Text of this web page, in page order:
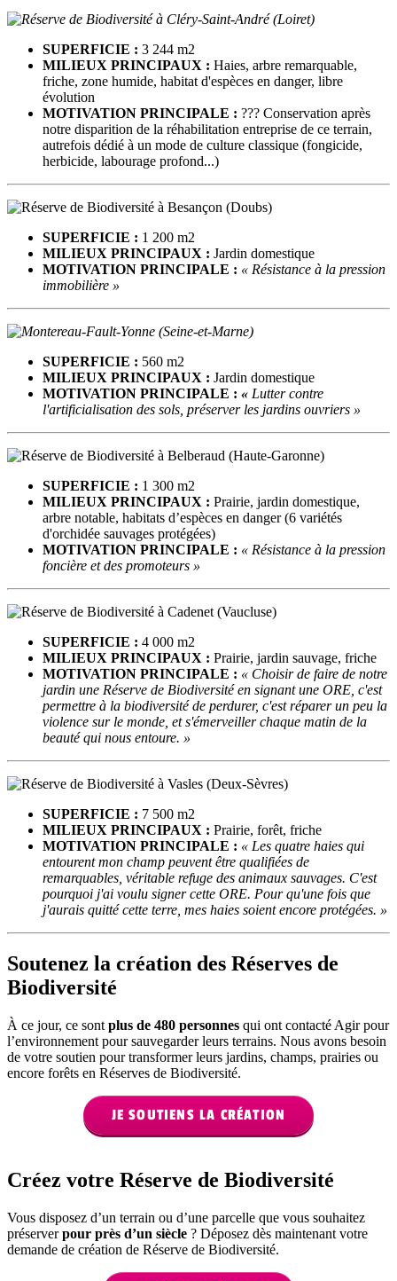
SUPERFICIE : 3 244 m2
MILIEUX PRINCIPAUX : Haies, arbre remarquable,
friche, zone humide, habitat d'espèces en danger, libre
évolution
MOTIVATION PRINCIPALE : ??? Conservation après
notre disparition de la réhabilitation entreprise de ce terrain,
autrefois dédié à un mode de culture classique (fongicide,
herbicide, labourage profond...)
SUPERFICIE : 1 200 m2
MILIEUX PRINCIPAUX : Jardin domestique
MOTIVATION PRINCIPALE : « Résistance à la pression
immobilière »
SUPERFICIE : 560 m2
MILIEUX PRINCIPAUX : Jardin domestique
MOTIVATION PRINCIPALE : « Lutter contre
l'artificialisation des sols, préserver les jardins ouvriers »
SUPERFICIE : 1 300 m2
MILIEUX PRINCIPAUX : Prairie, jardin domestique,
arbre notable, habitats d’espèces en danger (6 variétés
d'orchidée sauvages protégées)
MOTIVATION PRINCIPALE : « Résistance à la pression
foncière et des promoteurs »
SUPERFICIE : 4 000 m2
MILIEUX PRINCIPAUX : Prairie, jardin sauvage, friche
MOTIVATION PRINCIPALE : « Choisir de faire de notre
jardin une Réserve de Biodiversité en signant une ORE, c'est
permettre à la biodiversité de perdurer, c'est réparer un peu la
violence sur le monde, et s'émerveiller chaque matin de la
beauté qui nous entoure. »
SUPERFICIE : 7 500 m2
MILIEUX PRINCIPAUX : Prairie, forêt, friche
MOTIVATION PRINCIPALE : « Les quatre haies qui
entourent mon champ peuvent être qualifiées de
remarquables, véritable refuge des animaux sauvages. C'est
pourquoi j'ai voulu signer cette ORE. Pour qu'une fois que
j'aurais quitté cette terre, mes haies soient encore protégées. »
Soutenez la création des Réserves de
Biodiversité
À ce jour, ce sont plus de 480 personnes qui ont contacté Agir pour
l’environnement pour sauvegarder leurs terrains. Nous avons besoin
de votre soutien pour transformer leurs jardins, champs, prairies ou
encore forêts en Réserves de Biodiversité.
JE SOUTIENS LA CRÉATION
Créez votre Réserve de Biodiversité
Vous disposez d’un terrain ou d’une parcelle que vous souhaitez
préserverpour près d’un siècle ? Déposez dès maintenant votre
demande de création de Réserve de Biodiversité.